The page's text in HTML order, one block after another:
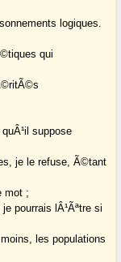
logiques.
qui
suppose
je le refuse, Ã©tant
mot ;
pourrais lÂ¹Ãªtre si
les populations